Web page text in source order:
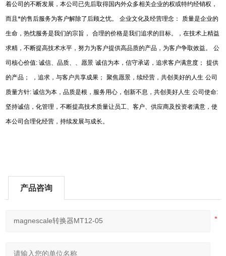
着公司的不断发展，本公司已先后取得国内外众多相关企业的权或特约经销权，
而且*的售后服务为客户解除了后顾之忧。 企业文化及经营理念： 质量是企业的
生命，热忱服务是我们的宗旨， 合理的价格是我们追求的目标。，在技术上精益
求精，不断提高技术水平，努力为客户提供高品质的产品，为客户争取效益。 公
司核心价值:诚信、品质、、愿景 诚信为本，信守承诺，追求客户满意度； 提供
的产品； ，追求，与客户共享成果； 聚焦愿景，续经营，共创美好的人生 公司
质量方针:诚信为本，品质是根，服务用心，创新不息，共创美好人生 公司使命:
坚持诚信，化管理，不断提高技术质量让员工、客户、供应商及投资者满意，使
本公司合理化经营，持续发展与成长。
产品咨询